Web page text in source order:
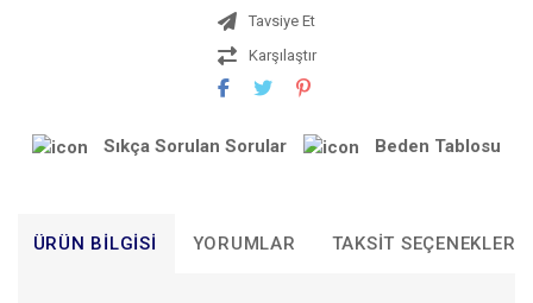
Tavsiye Et
Karşılaştır
Sıkça Sorulan Sorular Beden Tablosu
ÜRÜN BILGISI YORUMLAR TAKSIT SEÇENEKLERI